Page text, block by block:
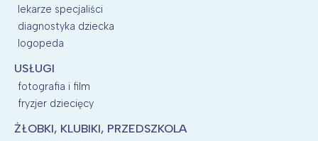
lekarze specjaliści
diagnostyka dziecka
logopeda
USŁUGI
fotografia i film
fryzjer dziecięcy
ŻŁOBKI, KLUBIKI, PRZEDSZKOLA